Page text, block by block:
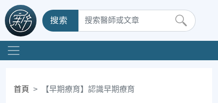
搜索
首頁 【早期療育】認識早期療育